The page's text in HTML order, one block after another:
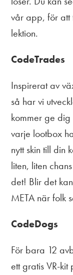
vår app, för
lektion.
CodeTrades
Inspirerat av
så har vi
kommer ge
varje lootbox
nytt skin till din
liten, liten
det! Blir det
META när folk
CodeDogs
För bara 12
ett gratis VR-